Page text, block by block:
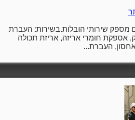
מספק שירותי הובלות.בשירות: העברת
אספקת חומרי אריזה, אריזת תכולה
העברת...